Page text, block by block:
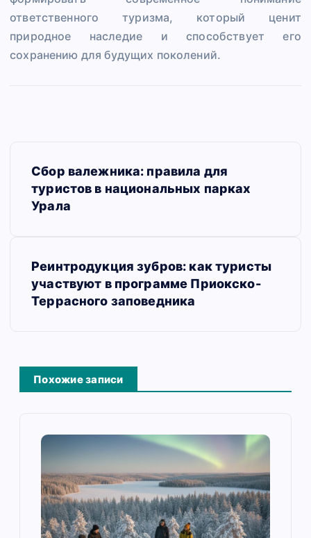
ответственного туризма, который ценит
природное наследие и способствует его
сохранению для будущих поколений.
я
п
Сбор валежника: правила для
туристов в национальных парках
Урала
Реинтродукция зубров: как туристы
участвуют в программе Приокско-
Террасного заповедника
Похожие записи